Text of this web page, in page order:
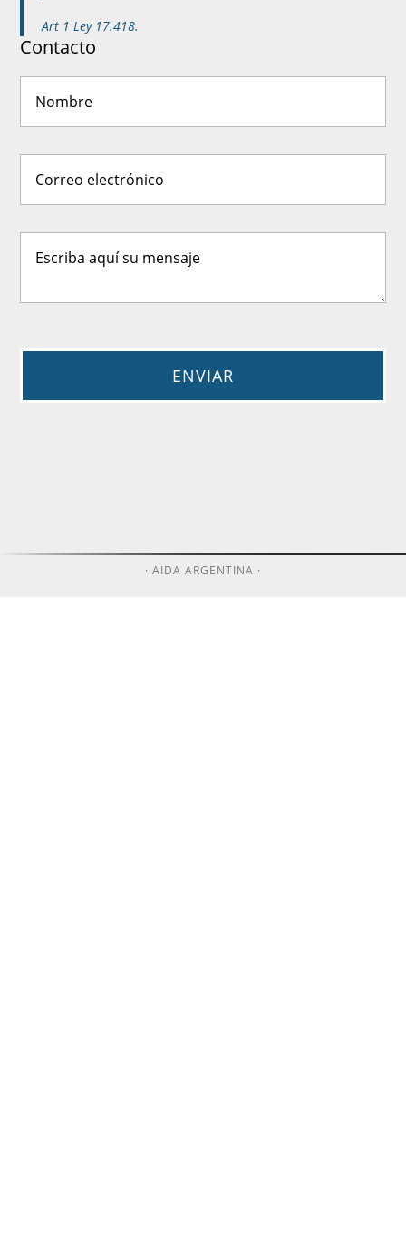
Art 1 Ley 17.418.
Contacto
· AIDA ARGENTINA ·